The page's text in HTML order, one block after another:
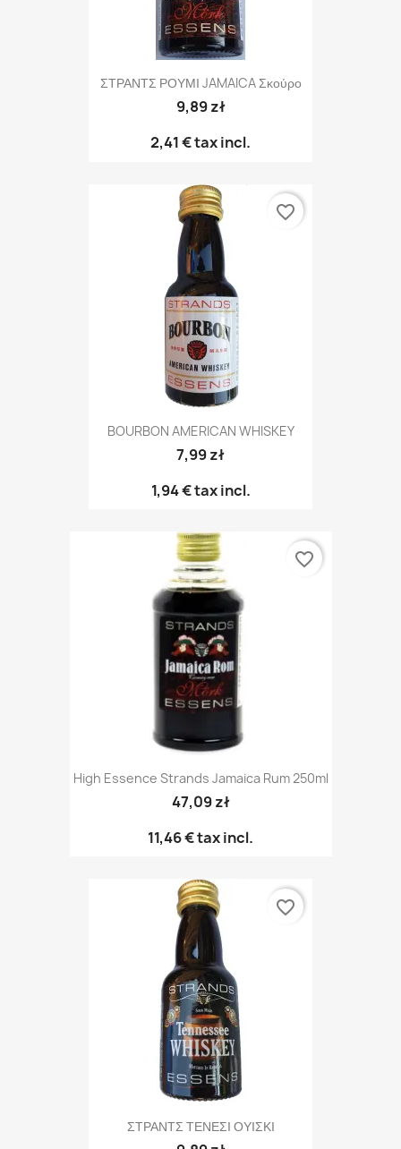
ΣΤΡΑΝΤΣ ΡΟΥΜΙ JAMAICA Σκούρο
9,89 zł
2,41 €tax incl.
BOURBON AMERICAN WHISKEY
7,99 zł
1,94 €tax incl.
favorite_border
High Essence Strands Jamaica Rum 250ml
47,09 zł
11,46 €tax incl.
favorite_border
ΣΤΡΑΝΤΣ ΤΕΝΕΣΙ ΟΥΙΣΚΙ
favorite_border